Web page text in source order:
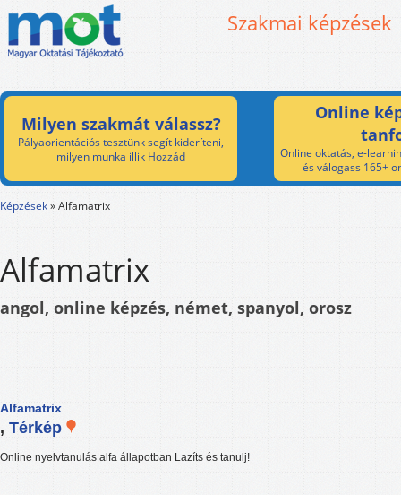
Szakmai képzések
Milyen szakmát válassz?
Pályaorientációs tesztünk segít kideríteni,
milyen munka illik Hozzád
Online
Online oktatás, e-
és válogass 165+
Képzések»Alfamatrix
Alfamatrix
angol, online képzés, német, spanyol, orosz
Alfamatrix
, Térkép
Online nyelvtanulás alfa állapotban Lazíts és tanulj!